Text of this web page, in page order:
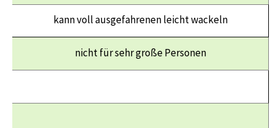
kann voll ausgefahrenen leicht wackeln
nicht für sehr große Personen